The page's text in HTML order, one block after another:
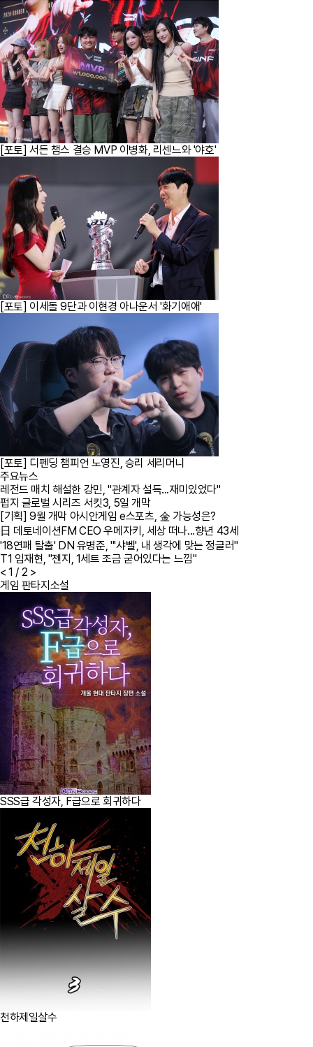
[포토] 서든 챔스 결승 MVP 이병화, 리센느와 '야호'
[포토] 이세돌 9단과 이현경 아나운서 '화기애애'
[포토] 디펜딩 챔피언 노영진, 승리 세리머니
주요뉴스
레전드 매치 해설한 강민, "관계자 설득...재미있었다"
펍지 글로벌 시리즈 서킷3, 5일 개막
[기획] 9월 개막 아시안게임 e스포츠, 金 가능성은?
日 데토네이션FM CEO 우메자키, 세상 떠나...향년 43세
'18연패 탈출' DN 유병준, "'샤벨', 내 생각에 맞는 정글러"
T1 임재현, "젠지, 1세트 조금 굳어있다는 느낌"
< 1 / 2 >
게임 판타지소설
SSS급 각성자, F급으로 회귀하다
천하제일살수